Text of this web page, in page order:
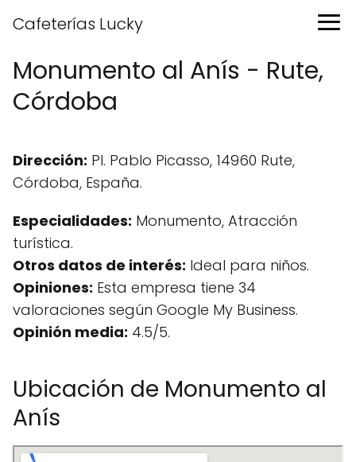
Cafeterías Lucky
Monumento al Anís - Rute,
Córdoba
Dirección: Pl. Pablo Picasso, 14960 Rute,
Córdoba, España.
Especialidades: Monumento, Atracción
turística.
Otros datos de interés: Ideal para niños.
Opiniones: Esta empresa tiene 34
valoraciones según Google My Business.
Opinión media: 4.5/5.
Ubicación de Monumento al
Anís